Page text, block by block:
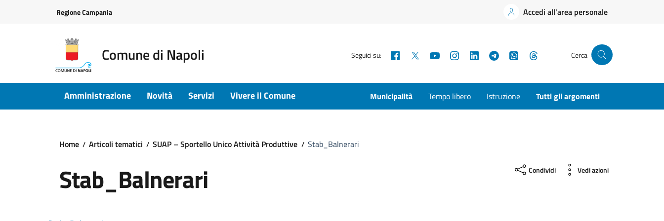
Regione Campania Accedi all'area personale
Comune di Napoli Seguici su: Facebook YouTubeInstagramLinkedInTelegramWhatsApp Cerca
Amministrazione Novità Servizi Vivere il Comune Municipalità Tempo libero Istruzione Tutti gli argomenti
Home Articoli tematici SUAP – Sportello Unico Attività Produttive Stab_Balnerari
Stab_Balnerari Condividi Vedi azioni